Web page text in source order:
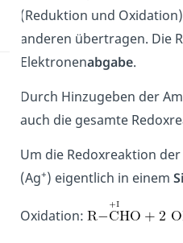
(Reduktion und
anderen übertragen. Die
Elektronenabgabe.
Durch Hinzugeben der
auch die gesamte
Um die Redoxreaktion
(Ag+) eigentlich in einem
Oxidation: